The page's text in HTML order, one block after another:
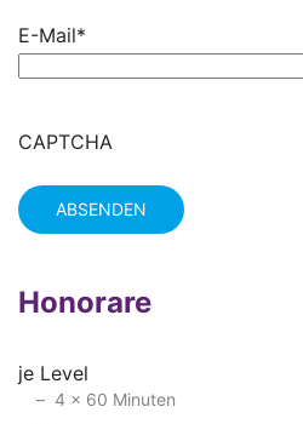
E-Mail*
CAPTCHA
Honorare
je Level
4 x 60 Minuten